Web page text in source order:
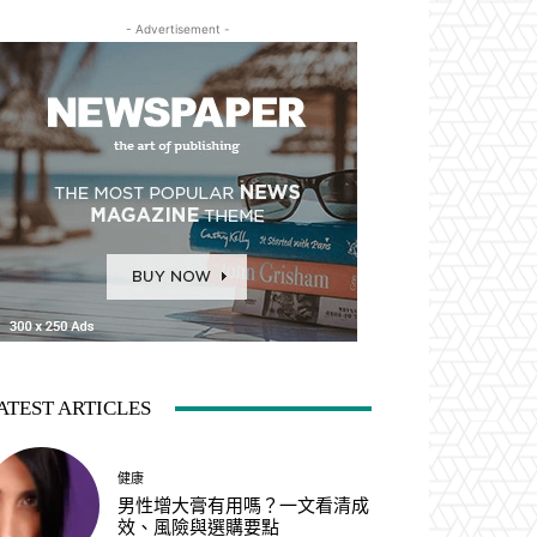
- Advertisement -
ARTICLES
健康
男性增大膏有用嗎？一文看清成
效、風險與選購要點